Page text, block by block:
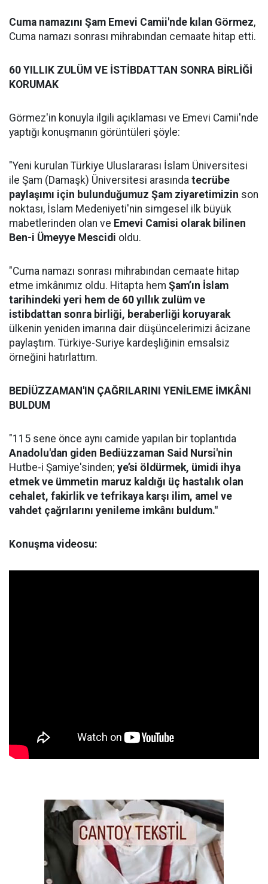
Cuma namazını Şam Emevi Camii'nde kılan Görmez,
Cuma namazı sonrası mihrabından cemaate hitap etti.
60 YILLIK ZULÜM VE İSTİBDATTAN SONRA BİRLİĞİ
KORUMAK
Görmez'in konuyla ilgili açıklaması ve Emevi Camii'nde
yaptığı konuşmanın görüntüleri şöyle:
"Yeni kurulan Türkiye Uluslararası İslam Üniversitesi
ile Şam (Damaşk) Üniversitesi arasında tecrübe
paylaşımı için bulunduğumuz Şam ziyaretimizin son
noktası, İslam Medeniyeti'nin simgesel ilk büyük
mabetlerinden olan ve Emevi Camisi olarak bilinen
Ben-i Ümeyye Mescidi oldu.
"Cuma namazı sonrası mihrabından cemaate hitap
etme imkânımız oldu. Hitapta hem Şam’ın İslam
tarihindeki yeri hem de 60 yıllık zulüm ve
istibdattan sonra birliği, beraberliği koruyarak
ülkenin yeniden imarına dair düşüncelerimizi âcizane
paylaştım. Türkiye-Suriye kardeşliğinin emsalsiz
örneğini hatırlattım.
BEDİÜZZAMAN'IN ÇAĞRILARINI YENİLEME İMKÂNI
BULDUM
"115 sene önce aynı camide yapılan bir toplantıda
Anadolu'dan giden Bediüzzaman Said Nursi'nin
Hutbe-i Şamiye'sinden; ye’si öldürmek, ümidi ihya
etmek ve ümmetin maruz kaldığı üç hastalık olan
cehalet, fakirlik ve tefrikaya karşı ilim, amel ve
vahdet çağrılarını yenileme imkânı buldum."
Konuşma videosu: